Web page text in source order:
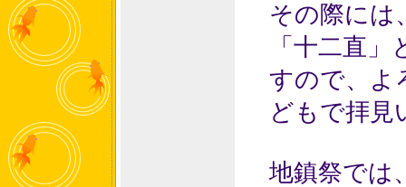
その際には
「十二直
すので、よ
どもで拝見
地鎮祭では